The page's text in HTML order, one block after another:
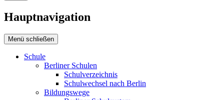
Hauptnavigation
Menü schließen
Schule
Berliner Schulen
Schul­verzeichnis
Schulwechsel nach Berlin
Bildungswege